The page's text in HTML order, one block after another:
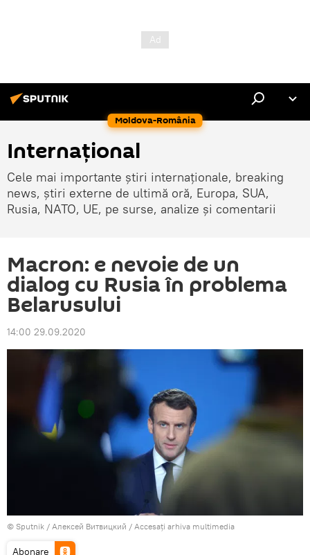
Moldova-România
Internaţional
Cele mai importante știri internaționale, breaking
news, știri externe de ultimă oră, Europa, SUA,
Rusia, NATO, UE, pe surse, analize și comentarii
Macron: e nevoie de un
dialog cu Rusia în problema
Belarusului
14:00 29.09.2020
© Sputnik / Алексей Витвицкий / Accesați arhiva multimedia
Abonare